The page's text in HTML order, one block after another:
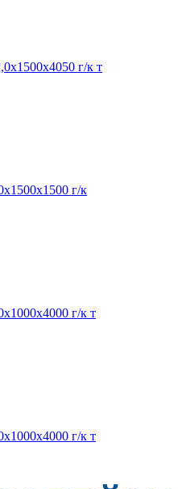
г/к т
г/к
г/к т
г/к т